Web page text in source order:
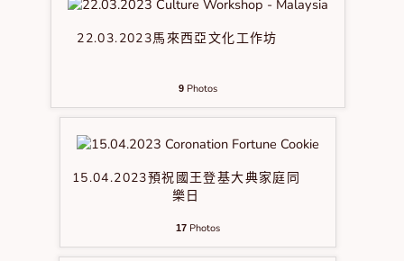
22.03.2023馬來西亞文化工作坊
9Photos
15.04.2023預祝國王登基大典家庭同
樂日
17Photos